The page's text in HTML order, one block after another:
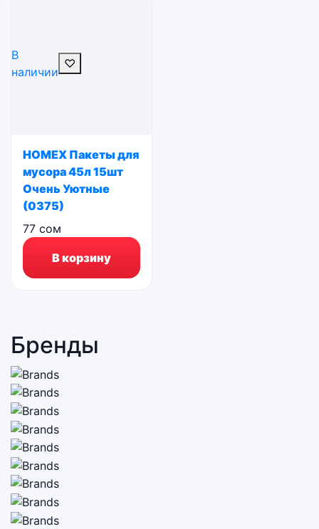
В
наличии
♡
HOMEX Пакеты для
мусора 45л 15шт
Очень Уютные
(0375)
77 сом
В корзину
Бренды